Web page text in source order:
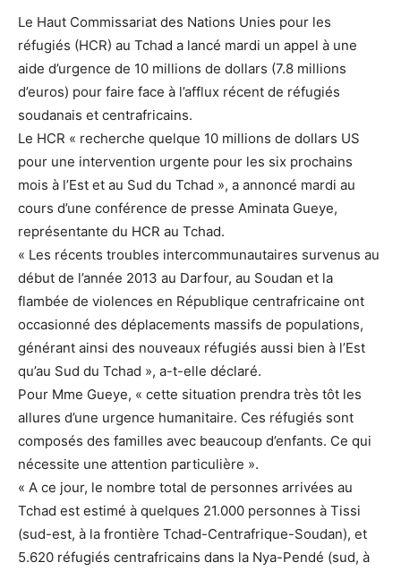
Le Haut Commissariat des Nations Unies pour les
réfugiés (HCR) au Tchad a lancé mardi un appel à une
aide d’urgence de 10 millions de dollars (7.8 millions
d’euros) pour faire face à l’afflux récent de réfugiés
soudanais et centrafricains.
Le HCR « recherche quelque 10 millions de dollars US
pour une intervention urgente pour les six prochains
mois à l’Est et au Sud du Tchad », a annoncé mardi au
cours d’une conférence de presse Aminata Gueye,
représentante du HCR au Tchad.
« Les récents troubles intercommunautaires survenus au
début de l’année 2013 au Darfour, au Soudan et la
flambée de violences en République centrafricaine ont
occasionné des déplacements massifs de populations,
générant ainsi des nouveaux réfugiés aussi bien à l’Est
qu’au Sud du Tchad », a-t-elle déclaré.
Pour Mme Gueye, « cette situation prendra très tôt les
allures d’une urgence humanitaire. Ces réfugiés sont
composés des familles avec beaucoup d’enfants. Ce qui
nécessite une attention particulière ».
« A ce jour, le nombre total de personnes arrivées au
Tchad est estimé à quelques 21.000 personnes à Tissi
(sud-est, à la frontière Tchad-Centrafrique-Soudan), et
5.620 réfugiés centrafricains dans la Nya-Pendé (sud, à